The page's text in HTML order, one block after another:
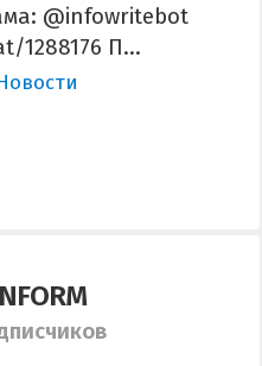
@infowritebot
1288176 П...